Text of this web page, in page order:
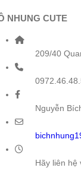
NHUNG CUTE
209/40
Nguyễn
Hãy liên hệ